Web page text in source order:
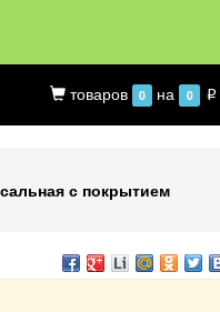
товаров 0 на 0 p
с покрытием